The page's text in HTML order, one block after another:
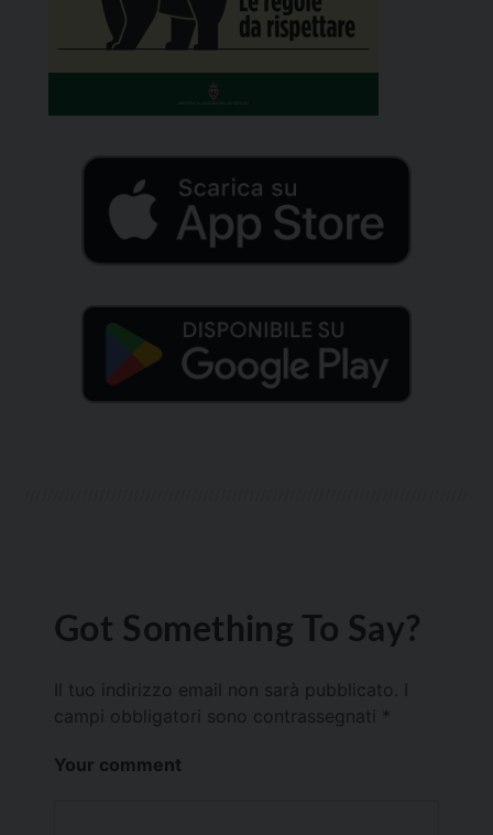
Got Something To Say?
Il tuo indirizzo email non sarà pubblicato.
campi obbligatori sono contrassegnati *
Your comment